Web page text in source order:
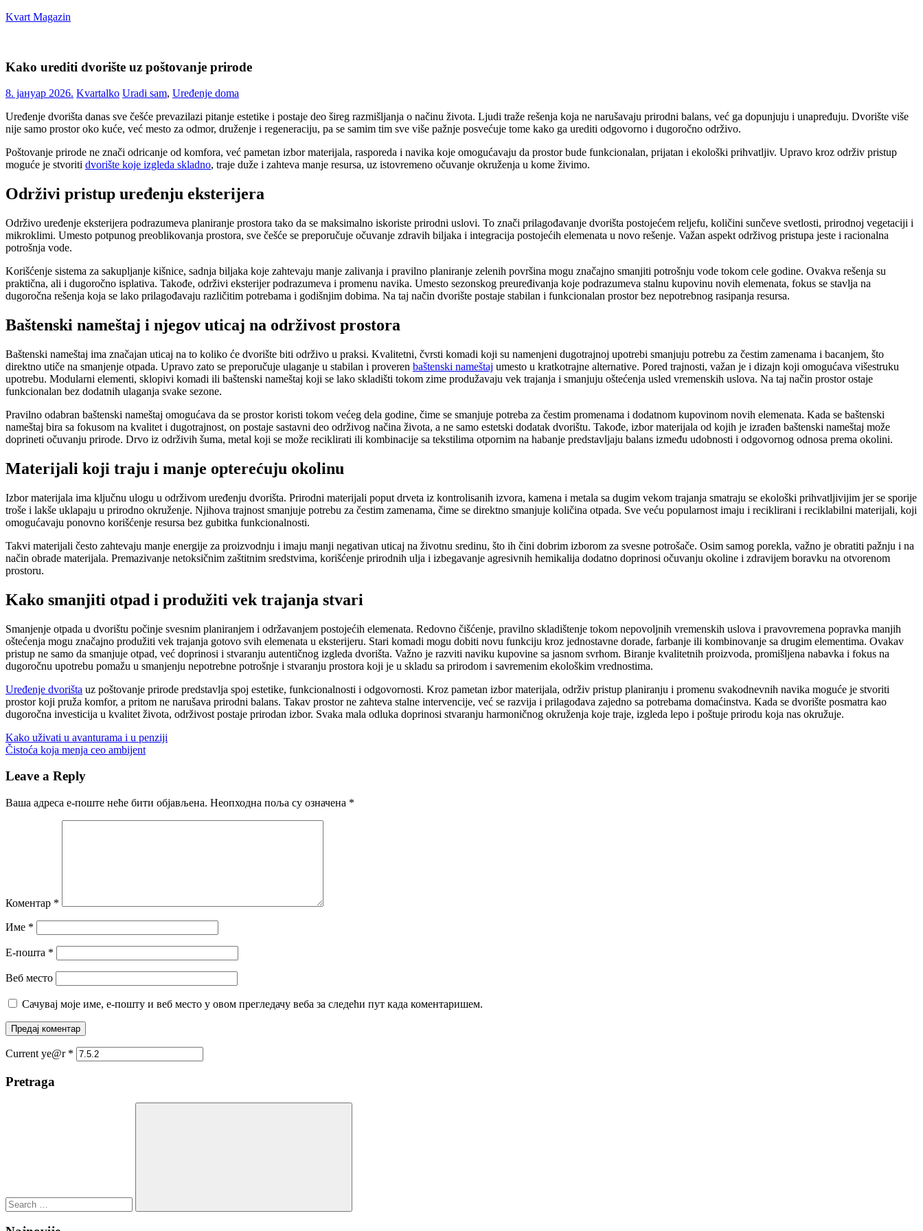
Skip
Kvart Magazin
click
vas!
Kako urediti dvorište uz poštovanje prirode
8. јануар 2026. Kvartalko Uradi sam, Uređenje doma
Uređenje dvorišta danas sve češće prevazilazi pitanje estetike i postaje deo šireg razmišljanja o načinu života. Ljudi traže rešenja koja ne narušavaju prirodni balans, već ga dopunjuju i unapređuju. Dvorište više
nije samo prostor oko kuće, već mesto za odmor, druženje i regeneraciju, pa se samim tim sve više pažnje posvećuje tome kako ga urediti odgovorno i dugoročno održivo.
Poštovanje prirode ne znači odricanje od komfora, već pametan izbor materijala, rasporeda i navika koje omogućavaju da prostor bude funkcionalan, prijatan i ekološki prihvatljiv. Upravo kroz održiv pristup
moguće je stvoriti dvorište koje izgleda skladno, traje duže i zahteva manje resursa, uz istovremeno očuvanje okruženja u kome živimo.
Održivi pristup uređenju eksterijera
Održivo uređenje eksterijera podrazumeva planiranje prostora tako da se maksimalno iskoriste prirodni uslovi. To znači prilagođavanje dvorišta postojećem reljefu, količini sunčeve svetlosti, prirodnoj vegetaciji i
mikroklimi. Umesto potpunog preoblikovanja prostora, sve češće se preporučuje očuvanje zdravih biljaka i integracija postojećih elemenata u novo rešenje. Važan aspekt održivog pristupa jeste i racionalna
potrošnja vode.
Korišćenje sistema za sakupljanje kišnice, sadnja biljaka koje zahtevaju manje zalivanja i pravilno planiranje zelenih površina mogu značajno smanjiti potrošnju vode tokom cele godine. Ovakva rešenja su
praktična, ali i dugoročno isplativa. Takođe, održivi eksterijer podrazumeva i promenu navika. Umesto sezonskog preuređivanja koje podrazumeva stalnu kupovinu novih elemenata, fokus se stavlja na
dugoročna rešenja koja se lako prilagođavaju različitim potrebama i godišnjim dobima. Na taj način dvorište postaje stabilan i funkcionalan prostor bez nepotrebnog rasipanja resursa.
Baštenski nameštaj i njegov uticaj na održivost prostora
Baštenski nameštaj ima značajan uticaj na to koliko će dvorište biti održivo u praksi. Kvalitetni, čvrsti komadi koji su namenjeni dugotrajnoj upotrebi smanjuju potrebu za čestim zamenama i bacanjem, što
direktno utiče na smanjenje otpada. Upravo zato se preporučuje ulaganje u stabilan i proveren baštenski nameštaj umesto u kratkotrajne alternative. Pored trajnosti, važan je i dizajn koji omogućava višestruku
upotrebu. Modularni elementi, sklopivi komadi ili baštenski nameštaj koji se lako skladišti tokom zime produžavaju vek trajanja i smanjuju oštećenja usled vremenskih uslova. Na taj način prostor ostaje
funkcionalan bez dodatnih ulaganja svake sezone.
Pravilno odabran baštenski nameštaj omogućava da se prostor koristi tokom većeg dela godine, čime se smanjuje potreba za čestim promenama i dodatnom kupovinom novih elemenata. Kada se baštenski
nameštaj bira sa fokusom na kvalitet i dugotrajnost, on postaje sastavni deo održivog načina života, a ne samo estetski dodatak dvorištu. Takođe, izbor materijala od kojih je izrađen baštenski nameštaj može
doprineti očuvanju prirode. Drvo iz održivih šuma, metal koji se može reciklirati ili kombinacije sa tekstilima otpornim na habanje predstavljaju balans između udobnosti i odgovornog odnosa prema okolini.
Materijali koji traju i manje opterećuju okolinu
Izbor materijala ima ključnu ulogu u održivom uređenju dvorišta. Prirodni materijali poput drveta iz kontrolisanih izvora, kamena i metala sa dugim vekom trajanja smatraju se ekološki prihvatljivijim jer se sporije
troše i lakše uklapaju u prirodno okruženje. Njihova trajnost smanjuje potrebu za čestim zamenama, čime se direktno smanjuje količina otpada. Sve veću popularnost imaju i reciklirani i reciklabilni materijali, koji
omogućavaju ponovno korišćenje resursa bez gubitka funkcionalnosti.
Takvi materijali često zahtevaju manje energije za proizvodnju i imaju manji negativan uticaj na životnu sredinu, što ih čini dobrim izborom za svesne potrošače. Osim samog porekla, važno je obratiti pažnju i na
način obrade materijala. Premazivanje netoksičnim zaštitnim sredstvima, korišćenje prirodnih ulja i izbegavanje agresivnih hemikalija dodatno doprinosi očuvanju okoline i zdravijem boravku na otvorenom
prostoru.
Kako smanjiti otpad i produžiti vek trajanja stvari
Smanjenje otpada u dvorištu počinje svesnim planiranjem i održavanjem postojećih elemenata. Redovno čišćenje, pravilno skladištenje tokom nepovoljnih vremenskih uslova i pravovremena popravka manjih
oštećenja mogu značajno produžiti vek trajanja gotovo svih elemenata u eksterijeru. Stari komadi mogu dobiti novu funkciju kroz jednostavne dorade, farbanje ili kombinovanje sa drugim elementima. Ovakav
pristup ne samo da smanjuje otpad, već doprinosi i stvaranju autentičnog izgleda dvorišta. Važno je razviti naviku kupovine sa jasnom svrhom. Biranje kvalitetnih proizvoda, promišljena nabavka i fokus na
dugoročnu upotrebu pomažu u smanjenju nepotrebne potrošnje i stvaranju prostora koji je u skladu sa prirodom i savremenim ekološkim vrednostima.
Uređenje dvorišta uz poštovanje prirode predstavlja spoj estetike, funkcionalnosti i odgovornosti. Kroz pametan izbor materijala, održiv pristup planiranju i promenu svakodnevnih navika moguće je stvoriti
prostor koji pruža komfor, a pritom ne narušava prirodni balans. Takav prostor ne zahteva stalne intervencije, već se razvija i prilagođava zajedno sa potrebama domaćinstva. Kada se dvorište posmatra kao
dugoročna investicija u kvalitet života, održivost postaje prirodan izbor. Svaka mala odluka doprinosi stvaranju harmoničnog okruženja koje traje, izgleda lepo i poštuje prirodu koja nas okružuje.
Кретање
чланка
Previous
Post:
Kako uživati u avanturama i u penziji
Next
Čistoća koja menja ceo ambijent
Leave a Reply
Ваша адреса е-поште неће бити објављена. Неопходна поља су означена *
Коментар *
Име *
Е-пошта *
Веб место
Сачувај моје име, е-пошту и веб место у овом прегледачу веба за следећи пут када коментаришем.
Current ye@r *
Pretraga
Search